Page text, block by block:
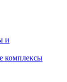
и
комплексы